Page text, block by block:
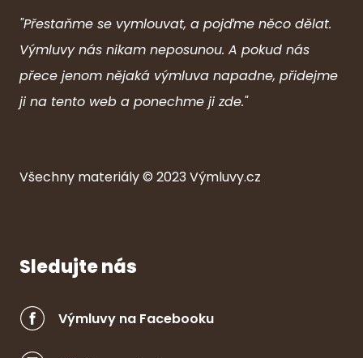
"Přestaňme se vymlouvat, a pojďme něco dělat.
Výmluvy nás nikam neposunou. A pokud nás
přece jenom nějaká výmluva napadne, přidejme
ji na tento web a ponechme ji zde."
Všechny materiály © 2023Výmluvy.cz
Sledujte nás
Výmluvy na Facebooku